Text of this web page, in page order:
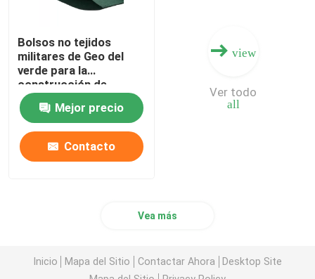
Bolsos no tejidos
militares de Geo del
verde para la
construcción de
dragado
Mejor precio
Contacto
view
all
Ver todo
Vea más
Inicio Mapa del Sitio Contactar Ahora
Desktop Site